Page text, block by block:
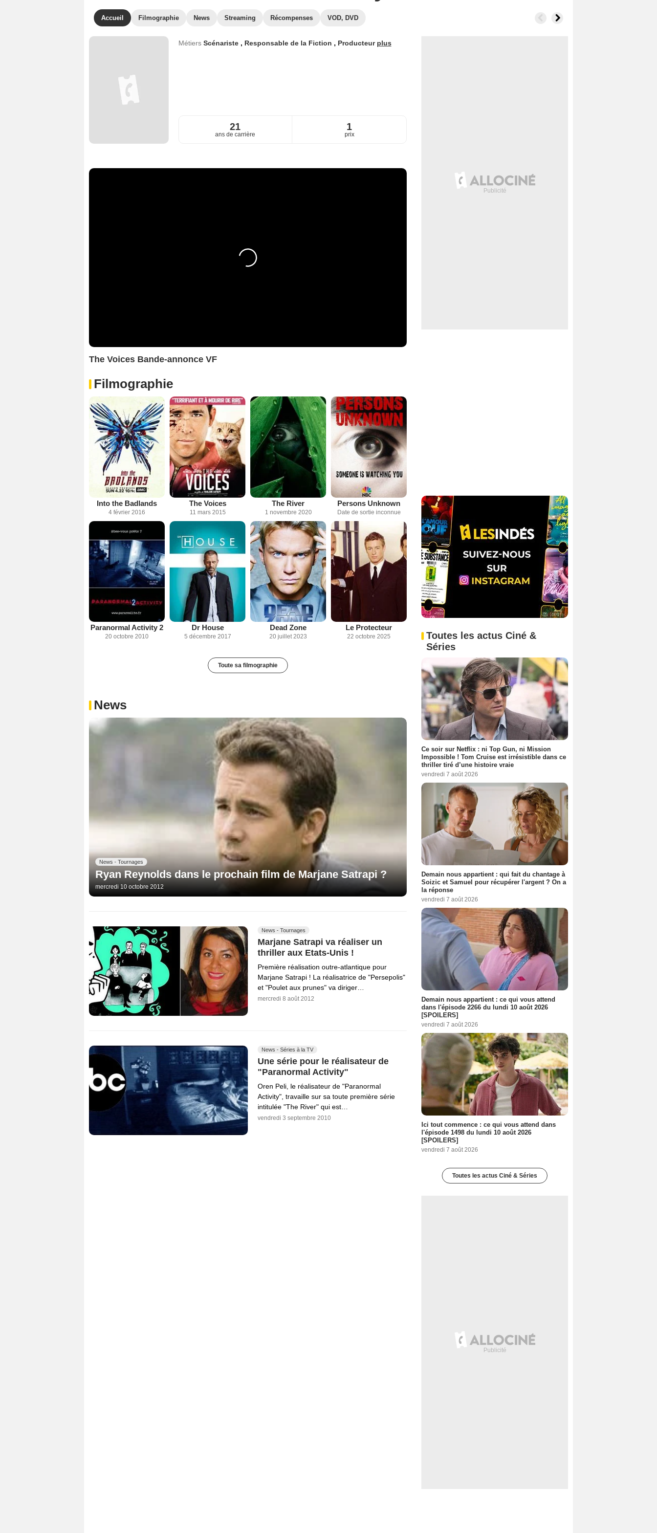
Accueil Filmographie News Streaming Récompenses VOD, DVD
Métiers Scénariste , Responsable de la Fiction , Producteur plus
21
ans de carrière
1
prix
The Voices Bande-annonce VF
Filmographie
Into the Badlands
4 février 2016
The Voices
11 mars 2015
The River
1 novembre 2020
Persons Unknown
Date de sortie inconnue
Paranormal Activity 2
20 octobre 2010
Dr House
5 décembre 2017
Dead Zone
20 juillet 2023
Le Protecteur
22 octobre 2025
Toute sa filmographie
News
News - Tournages
Ryan Reynolds dans le prochain film de Marjane Satrapi ?
mercredi 10 octobre 2012
News - Tournages
Marjane Satrapi va réaliser un
thriller aux Etats-Unis !
Première réalisation outre-atlantique pour
Marjane Satrapi ! La réalisatrice de "Persepolis"
et "Poulet aux prunes" va diriger…
mercredi 8 août 2012
News - Séries à la TV
Une série pour le réalisateur de
"Paranormal Activity"
Oren Peli, le réalisateur de "Paranormal
Activity", travaille sur sa toute première série
intitulée "The River" qui est…
vendredi 3 septembre 2010
Toutes les actus Ciné &
Séries
Ce soir sur Netflix : ni Top Gun, ni Mission
Impossible ! Tom Cruise est irrésistible dans ce
thriller tiré d’une histoire vraie
vendredi 7 août 2026
Demain nous appartient : qui fait du chantage à
Soizic et Samuel pour récupérer l'argent ? On a
la réponse
vendredi 7 août 2026
Demain nous appartient : ce qui vous attend
dans l'épisode 2266 du lundi 10 août 2026
[SPOILERS]
vendredi 7 août 2026
Ici tout commence : ce qui vous attend dans
l'épisode 1498 du lundi 10 août 2026
[SPOILERS]
vendredi 7 août 2026
Toutes les actus Ciné & Séries